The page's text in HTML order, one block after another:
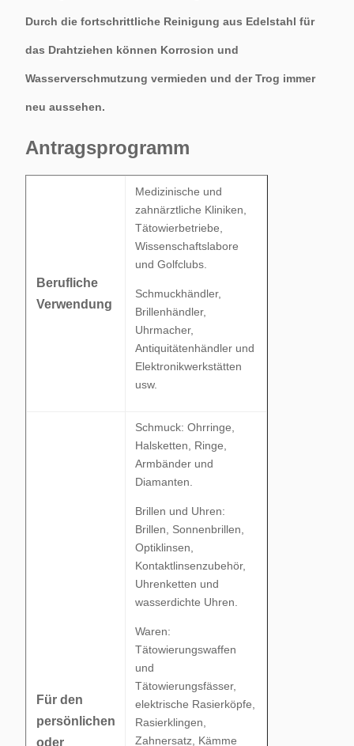
Durch die fortschrittliche Reinigung aus Edelstahl für
das Drahtziehen können Korrosion und
Wasserverschmutzung vermieden und der Trog immer
neu aussehen.
Antragsprogramm
Berufliche
Verwendung
Medizinische und
zahnärztliche Kliniken,
Tätowierbetriebe,
Wissenschaftslabore
und Golfclubs.
Schmuckhändler,
Brillenhändler,
Uhrmacher,
Antiquitätenhändler und
Elektronikwerkstätten
usw.
Für den
persönlichen
oder
Schmuck: Ohrringe,
Halsketten, Ringe,
Armbänder und
Diamanten.
Brillen und Uhren:
Brillen, Sonnenbrillen,
Optiklinsen,
Kontaktlinsenzubehör,
Uhrenketten und
wasserdichte Uhren.
Waren:
Tätowierungswaffen
und
Tätowierungsfässer,
elektrische Rasierköpfe,
Rasierklingen,
Zahnersatz, Kämme